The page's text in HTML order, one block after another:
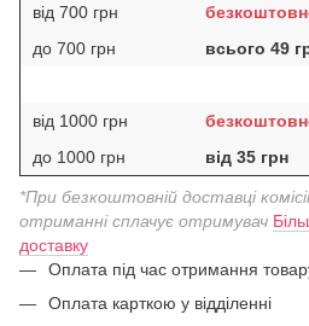
від 700 грн
до 700 грн
всього 49
від 1000 грн
до 1000 грн
від 35 грн
*При безкоштовній доставці
отриманні сплачує отримувач
доставку
Оплата під час отримання
Оплата карткою у відділенні